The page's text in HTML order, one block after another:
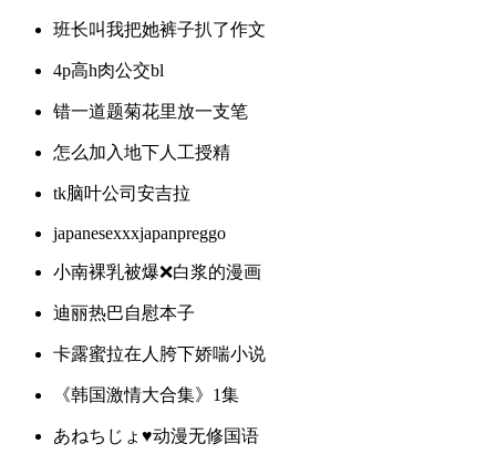
班长叫我把她裤子扒了作文
4p高h肉公交bl
错一道题菊花里放一支笔
怎么加入地下人工授精
tk脑叶公司安吉拉
japanesexxxjapanpreggo
小南裸乳被爆❌白浆的漫画
迪丽热巴自慰本子
卡露蜜拉在人胯下娇喘小说
《韩国激情大合集》1集
あねちじょ♥动漫无修国语